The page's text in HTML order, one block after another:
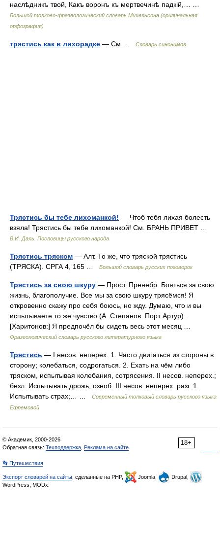
наслѣдникъ твой, Какъ воронъ къ мертвечинѣ падкій,… …
Большой толково-фразеологический словарь Михельсона (оригинальная
орфография)
трястись как в лихорадке — См … Словарь синонимов
Трястись бы тебе лихоманкой! — Чтоб тебя лихая болесть
взяла! Трястись бы тебе лихоманкой! См. БРАНЬ ПРИВЕТ …
В.И. Даль. Пословицы русского народа
Трястись тряском — Алт. То же, что тряской трястись
(ТРЯСКА). СРГА 4, 165 …
Большой словарь русских поговорок
Трястись за свою шкуру — Прост. Пренебр. Бояться за свою
жизнь, благополучие. Все мы за свою шкуру трясёмся! Я
откровенно скажу про себя боюсь, но жду. Думаю, что и вы
испытываете то же чувство (А. Степанов. Порт Артур).
[Харитонов:] Я предпочёл бы сидеть весь этот месяц …
Фразеологический словарь русского литературного языка
Трястись — I несов. неперех. 1. Часто двигаться из стороны в
сторону; колебаться, содрогаться. 2. Ехать на чём либо
тряском, испытывая колебания, сотрясения. II несов. неперех.;
безл. Испытывать дрожь, озноб. III несов. неперех. разг. 1.
Испытывать страх;… …
Современный толковый словарь русского языка
Ефремовой
18+
© Академик, 2000-2026
Обратная связь: Техподдержка Реклама на сайте
👣 Путешествия
Экспорт словарей на сайты , сделанные на PHP, Joomla,
Drupal,
WordPress, MODx.